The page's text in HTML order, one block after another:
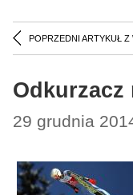
POPRZEDNI ARTYKUŁ Z
Odkurzacz
29 grudnia